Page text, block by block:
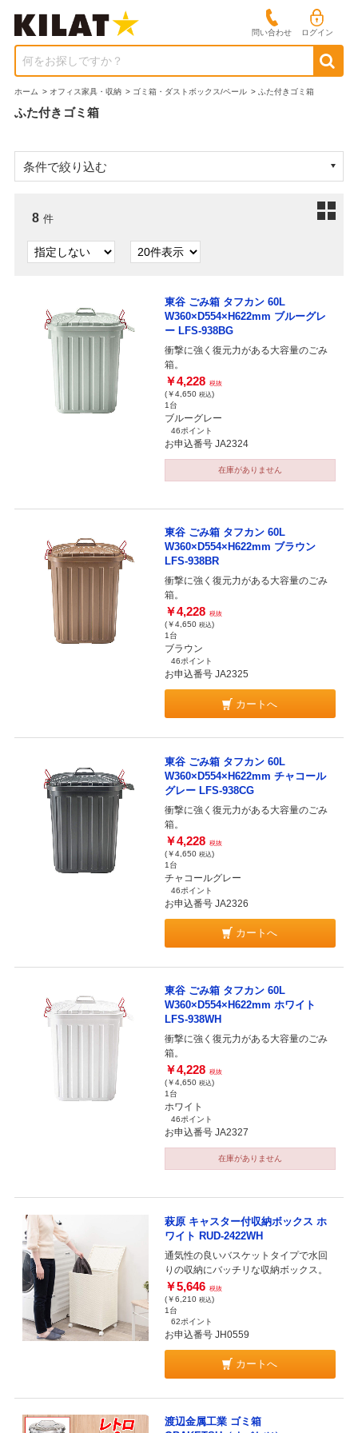
問い合わせ ログイン
何をお探しですか？
ホーム > オフィス家具・収納 > ゴミ箱・ダストボックス/ペール > ふた付きゴミ箱
ふた付きゴミ箱
条件で絞り込む
8 件
東谷 ごみ箱 タフカン 60L
W360×D554×H622mm ブルーグレ
ー LFS-938BG
衝撃に強く復元力がある大容量のごみ
箱。
￥4,228 税抜
(￥4,650 税込)
1台
ブルーグレー
46ポイント
お申込番号 JA2324
在庫がありません
東谷 ごみ箱 タフカン 60L
W360×D554×H622mm ブラウン
LFS-938BR
衝撃に強く復元力がある大容量のごみ
箱。
￥4,228 税抜
(￥4,650 税込)
1台
ブラウン
46ポイント
お申込番号 JA2325
カートへ
東谷 ごみ箱 タフカン 60L
W360×D554×H622mm チャコール
グレー LFS-938CG
衝撃に強く復元力がある大容量のごみ
箱。
￥4,228 税抜
(￥4,650 税込)
1台
チャコールグレー
46ポイント
お申込番号 JA2326
カートへ
東谷 ごみ箱 タフカン 60L
W360×D554×H622mm ホワイト
LFS-938WH
衝撃に強く復元力がある大容量のごみ
箱。
￥4,228 税抜
(￥4,650 税込)
1台
ホワイト
46ポイント
お申込番号 JA2327
在庫がありません
萩原 キャスター付収納ボックス ホ
ワイト RUD-2422WH
通気性の良いバスケットタイプで水回
りの収納にバッチリな収納ボックス。
￥5,646 税抜
(￥6,210 税込)
1台
62ポイント
お申込番号 JH0559
カートへ
渡辺金属工業 ゴミ箱